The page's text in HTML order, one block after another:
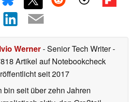
Werner- Senior Tech Writer-
Artikel auf Notebookcheck
seit 2017
bin seit über zehn Jahren